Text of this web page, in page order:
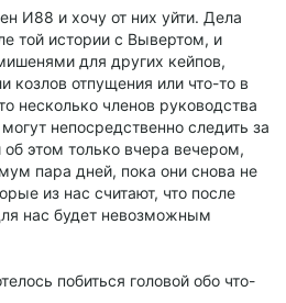
И88 и хочу от них уйти. Дела
той истории с Вывертом, и
для других кейпов,
козлов отпущения или что-то в
несколько членов руководства
непосредственно следить за
этом только вчера вечером,
пара дней, пока они снова не
из нас считают, что после
нас будет невозможным
побиться головой обо что-